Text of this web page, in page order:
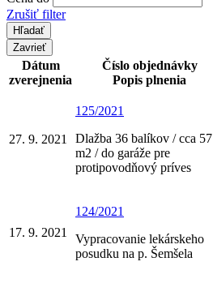
Zrušiť filter
Zavrieť
Dátum
zverejnenia
Číslo objednávky
Popis plnenia
27. 9. 2021
125/2021
Dlažba 36 balíkov / cca 57
m2 / do garáže pre
protipovodňový príves
17. 9. 2021
124/2021
Vypracovanie lekárskeho
posudku na p. Šemšela